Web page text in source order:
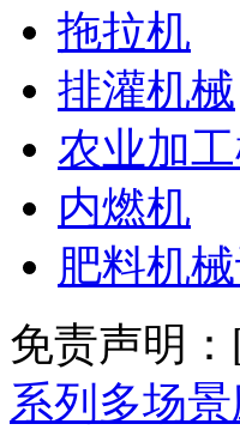
拖拉机
排灌机械
农业加
内燃机
肥料机
免责声明
系列多场